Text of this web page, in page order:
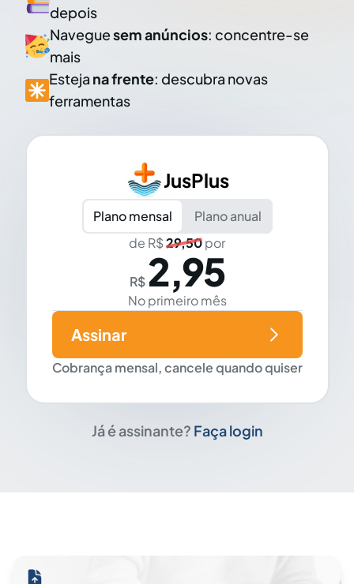
depois
Naveguesem anúncios: concentre-se
mais
Esteja na frente: descubra novas
ferramentas
JusPlus
Plano mensal
Plano anual
de R$29,50por
R$ 2,95
No primeiro mês
Cobrança mensal, cancele quando quiser
Assinar
Já é assinante? Faça login